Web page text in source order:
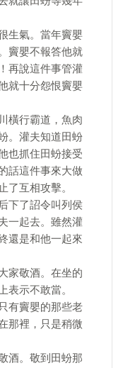
生氣。當年竇嬰
竇嬰不報答他就
再說這件事管灌
就十分怨恨竇嬰
橫行霸道，魚肉
。灌夫知道田蚡
也抓住田蚡接受
話這件事來大做
了互相攻擊。
下了詔令叫列侯
一起去。雖然灌
還是和他一起來
家敬酒。在坐的
表示不敢當。
有竇嬰的那些老
那裡，只是稍微
酒。敬到田蚡那